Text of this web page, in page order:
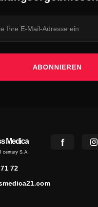
ABONNIEREN
Medica
century S.A.
72